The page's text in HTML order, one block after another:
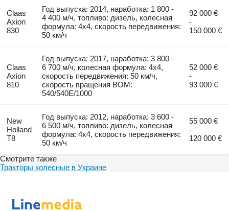
Claas
Axion
830
Год выпуска: 2014, наработка: 1 800 -
4 400 м/ч, топливо: дизель, колесная
формула: 4x4, скорость передвижения:
50 км/ч
92 000 €
-
150 000 €
Claas
Axion
810
Год выпуска: 2017, наработка: 3 800 -
6 700 м/ч, колесная формула: 4x4,
скорость передвижения: 50 км/ч,
скорость вращения ВОМ:
540/540E/1000
52 000 €
-
93 000 €
New
Holland
T8
Год выпуска: 2012, наработка: 3 600 -
6 500 м/ч, топливо: дизель, колесная
формула: 4x4, скорость передвижения:
50 км/ч
55 000 €
-
120 000 €
Смотрите также
Тракторы колесные в Украине